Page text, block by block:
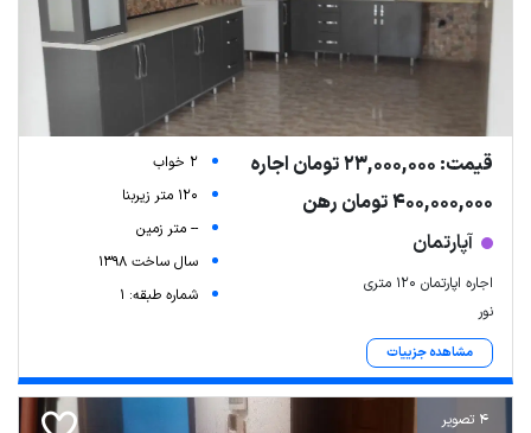
قیمت: 23,000,000 تومان اجاره
400,000,000 تومان رهن
آپارتمان
اجاره اپارتمان ۱۲۰ متری
نور
مشاهده جزییات
2 خواب
120 متر زیربنا
-- متر زمین
سال ساخت 1398
شماره طبقه: 1
4 تصویر